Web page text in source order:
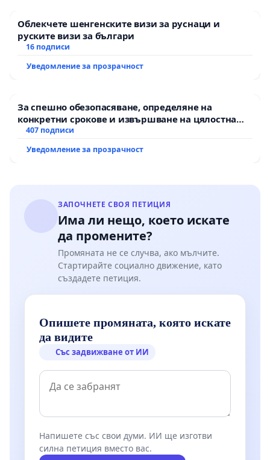
Облекчете шенгенските визи за руснаци и
руските визи за българи
16 подписи
Уведомление за прозрачност
За спешно обезопасяване, определяне на
конкретни срокове и извършване на цялостна
рехабилитация на републиканския път между
Мирово - к.к. Момин проход
407 подписи
Уведомление за прозрачност
ЗАПОЧНЕТЕ СВОЯ ПЕТИЦИЯ
Има ли нещо, което искате
да промените?
Промяната не се случва, ако мълчите.
Стартирайте социално движение, като
създадете петиция.
Опишете промяната, която искате
да видите
Със задвижване от ИИ
Напишете със свои думи. ИИ ще изготви
силна петиция вместо вас.